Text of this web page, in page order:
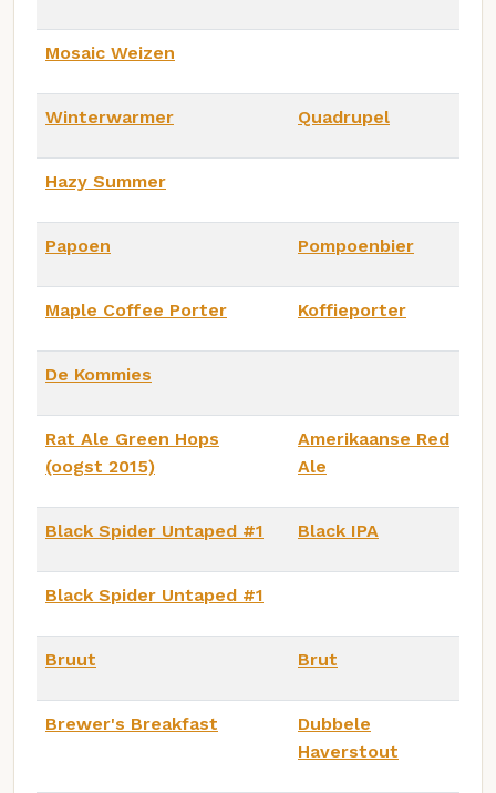
Mosaic Weizen
Winterwarmer Quadrupel
Hazy Summer
Papoen Pompoenbier
Maple Coffee Porter Koffieporter
De Kommies
Rat Ale Green Hops
(oogst 2015)
Amerikaanse Red
Ale
Black Spider Untaped #1 Black IPA
Black Spider Untaped #1
Bruut Brut
Brewer's Breakfast
Dubbele
Haverstout